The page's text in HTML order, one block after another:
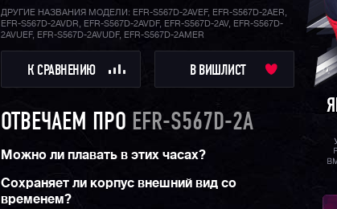
ДРУГИЕ НАЗВАНИЯ МОДЕЛИ: EFR-S567D-2AVEF, EFR-S567D-2AER,
EFR-S567D-2AVDR, EFR-S567D-2AVDF, EFR-S567D-2AV, EFR-S567D-
2AVUEF, EFR-S567D-2AVUDF, EFR-S567D-2AMER
К СРАВНЕНИЮ В ВИШЛИСТ
ОТВЕЧАЕМ ПРО EFR-S567D-2A
Можно ли плавать в этих часах?
Сохраняет ли корпус внешний вид со
временем?